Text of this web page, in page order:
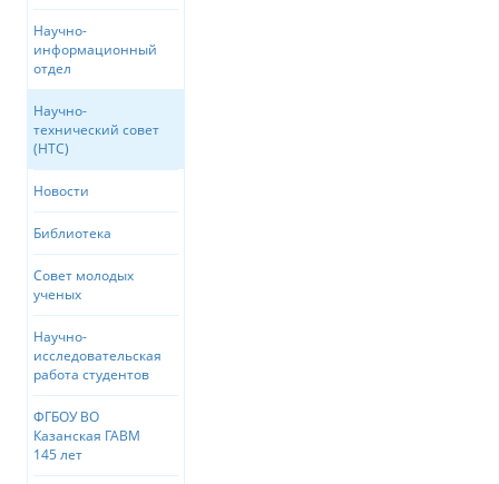
Научно-
информационный
отдел
Научно-
технический совет
(НТС)
Новости
Библиотека
Совет молодых
ученых
Научно-
исследовательская
работа студентов
ФГБОУ ВО
Казанская ГАВМ
145 лет